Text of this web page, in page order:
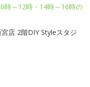
時～12時・14時～16時の
店 2階DIY Styleスタジ